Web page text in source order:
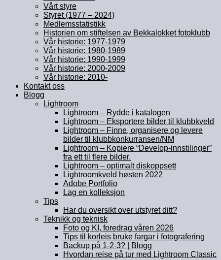
Vårt styre
Styret (1977 – 2024)
Medlemsstatistikk
Historien om stiftelsen av Bekkalokket fotoklubb
Vår historie: 1977-1979
Vår historie: 1980-1989
Vår historie: 1990-1999
Vår historie: 2000-2009
Vår historie: 2010-
Kontakt oss
Blogg
Lightroom
Lightroom – Rydde i katalogen
Lightroom – Eksportere bilder til klubbkveld
Lightroom – Finne, organisere og levere
bilder til klubbkonkurransen/NM
Lightroom – Kopiere “Develop-innstilinger”
fra ett til flere bilder.
Lightroom – optimalt diskoppsett
Lightroomkveld høsten 2022
Adobe Portfolio
Lag en kolleksjon
Tips
Har du oversikt over utstyret ditt?
Teknikk og teknisk
Foto og KI, foredrag våren 2026
Tips til korleis bruke fargar i fotografering
Backup på 1-2-3? | Blogg
Hvordan reise på tur med Lightroom Classic